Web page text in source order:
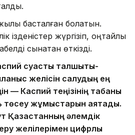
басталған болатын.
ізденістер жүргізіп, оңтайлы
сынақтан өткізді.
суасты талшықты-
желісін салудың ең
— Каспий теңізінің табаны
төсеу жұмыстарын аяқтадық.
Қазақстанның әлемдік
желілерімен цифрлық